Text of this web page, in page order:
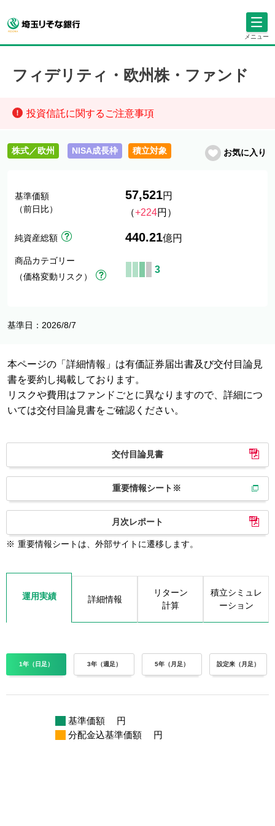
メニュー
フィデリティ・欧州株・ファンド
投資信託に関するご注意事項
株式／欧州 NISA成長枠 積立対象 お気に入り
基準価額
（前日比）
57,521円
（+224円）
純資産総額 440.21億円
商品カテゴリー
（価格変動リスク）
3
基準日：2026/8/7
本ページの「詳細情報」は有価証券届出書及び交付目論見
書を要約し掲載しております。
リスクや費用はファンドごとに異なりますので、詳細につ
いては交付目論見書をご確認ください。
交付目論見書
重要情報シート※
月次レポート
※ 重要情報シートは、外部サイトに遷移します。
運用実績 詳細情報
リターン
計算
積立シミュレ
ーション
1年（日足） 3年（週足） 5年（月足） 設定来（月足）
基準価額
円
分配金込基準価額
円